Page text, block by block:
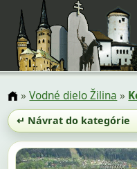
»Vodné dielo Žilina »
↵ Návrat do kategórie